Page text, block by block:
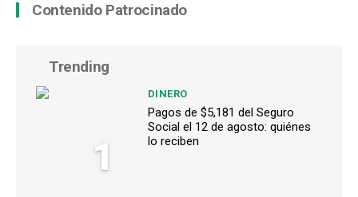
Contenido Patrocinado
Trending
1
DINERO
Pagos de $5,181 del Seguro
Social el 12 de agosto: quiénes
lo reciben